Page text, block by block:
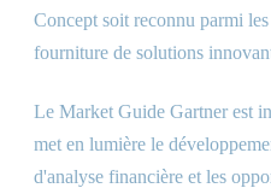
Concept soit reconnu parmi
fourniture de solutions
Le Market Guide Gartner est
met en lumière le
d'analyse financière et les